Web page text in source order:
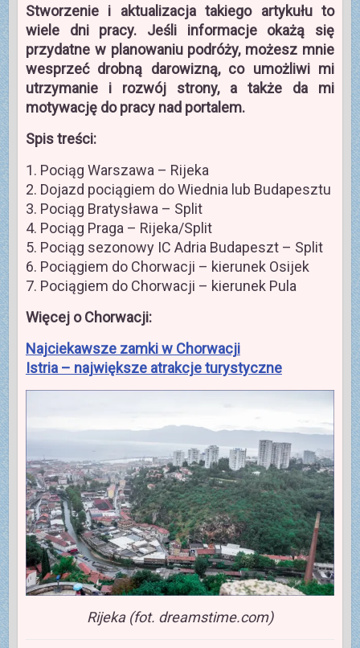
Stworzenie i aktualizacja takiego artykułu to
wiele dni pracy. Jeśli informacje okażą się
przydatne w planowaniu podróży, możesz mnie
wesprzeć drobną darowizną, co umożliwi mi
utrzymanie i rozwój strony, a także da mi
motywację do pracy nad portalem.
Spis treści:
1. Pociąg Warszawa – Rijeka
2. Dojazd pociągiem do Wiednia lub Budapesztu
3. Pociąg Bratysława – Split
4. Pociąg Praga – Rijeka/Split
5. Pociąg sezonowy IC Adria Budapeszt – Split
6. Pociągiem do Chorwacji – kierunek Osijek
7. Pociągiem do Chorwacji – kierunek Pula
Więcej o Chorwacji:
Najciekawsze zamki w Chorwacji
Istria – największe atrakcje turystyczne
Rijeka (fot. dreamstime.com)